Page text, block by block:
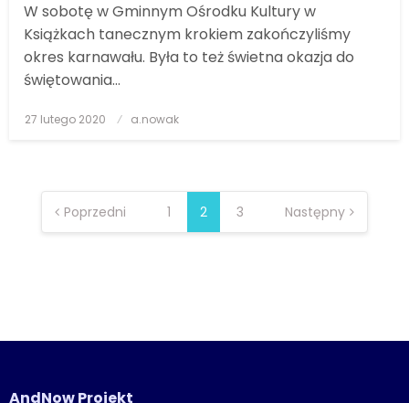
W sobotę w Gminnym Ośrodku Kultury w
Książkach tanecznym krokiem zakończyliśmy
okres karnawału. Była to też świetna okazja do
świętowania…
Posted
27 lutego 2020 a.nowak
STRONICOWANIE
WPISÓW
Poprzedni 1 2 3 Następny
AndNow Projekt